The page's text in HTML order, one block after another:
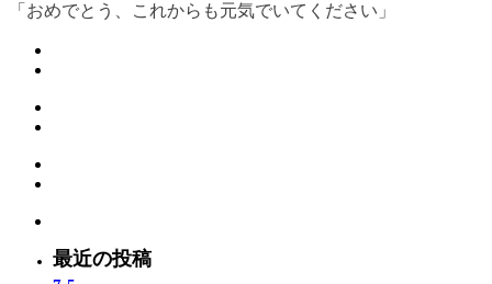
「おめでとう、これからも元気でいてください」
最近の投稿